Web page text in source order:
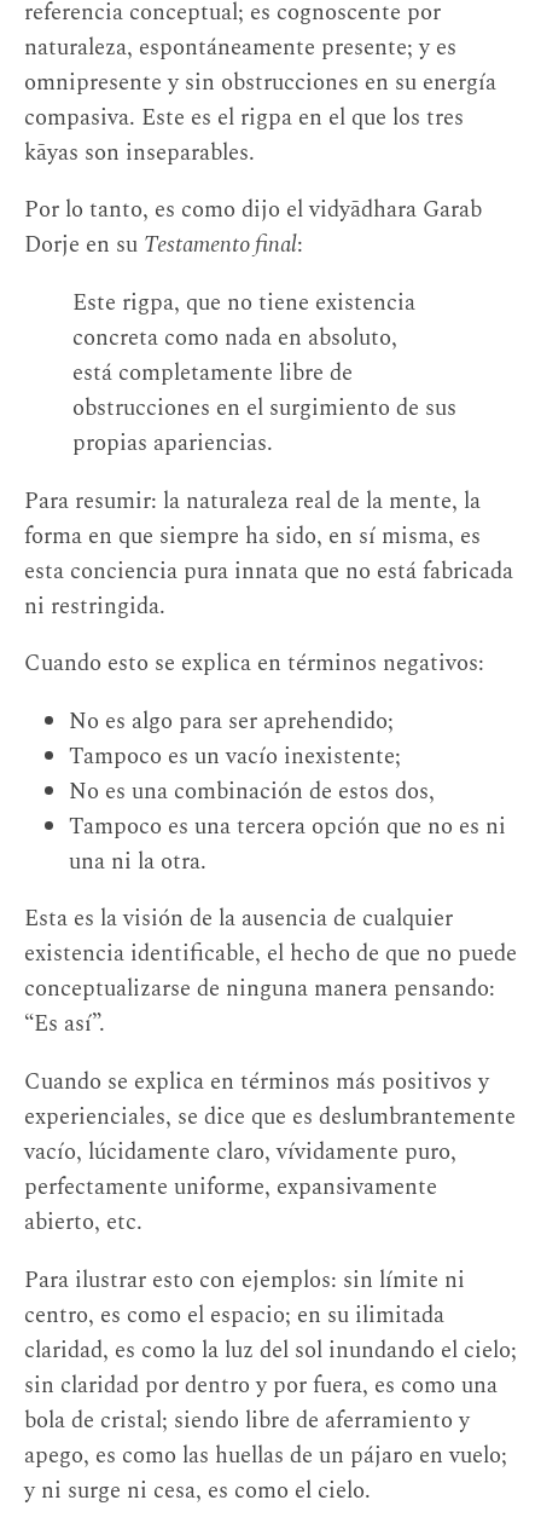
referencia conceptual; es cognoscente por
naturaleza, espontáneamente presente; y es
omnipresente y sin obstrucciones en su energía
compasiva. Este es el rigpa en el que los tres
kāyas son inseparables.
Por lo tanto, es como dijo el vidyādhara Garab
Dorje en su Testamento final:
Este rigpa, que no tiene existencia
concreta como nada en absoluto,
está completamente libre de
obstrucciones en el surgimiento de sus
propias apariencias.
Para resumir: la naturaleza real de la mente, la
forma en que siempre ha sido, en sí misma, es
esta conciencia pura innata que no está fabricada
ni restringida.
Cuando esto se explica en términos negativos:
No es algo para ser aprehendido;
Tampoco es un vacío inexistente;
No es una combinación de estos dos,
Tampoco es una tercera opción que no es ni
una ni la otra.
Esta es la visión de la ausencia de cualquier
existencia identificable, el hecho de que no puede
conceptualizarse de ninguna manera pensando:
“Es así”.
Cuando se explica en términos más positivos y
experienciales, se dice que es deslumbrantemente
vacío, lúcidamente claro, vívidamente puro,
perfectamente uniforme, expansivamente
abierto, etc.
Para ilustrar esto con ejemplos: sin límite ni
centro, es como el espacio; en su ilimitada
claridad, es como la luz del sol inundando el cielo;
sin claridad por dentro y por fuera, es como una
bola de cristal; siendo libre de aferramiento y
apego, es como las huellas de un pájaro en vuelo;
y ni surge ni cesa, es como el cielo.